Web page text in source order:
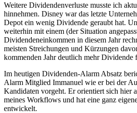
Weitere Dividendenverluste musste ich
hinnehmen. Disney war das letzte
Depot ein wenig Dividende geraubt hat.
weiterhin mit einem (der Situation
Dividendeneinkommen in diesem Jahr
meisten Streichungen und Kürzungen
kommenden Jahr deutlich mehr Dividende
Im heutigen Dividenden-Alarm Absatz
Alarm Mitglied Immanuel wie er bei der
Kandidaten vorgeht. Er orientiert sich hier
meines Workflows und hat eine ganz
entwickelt.